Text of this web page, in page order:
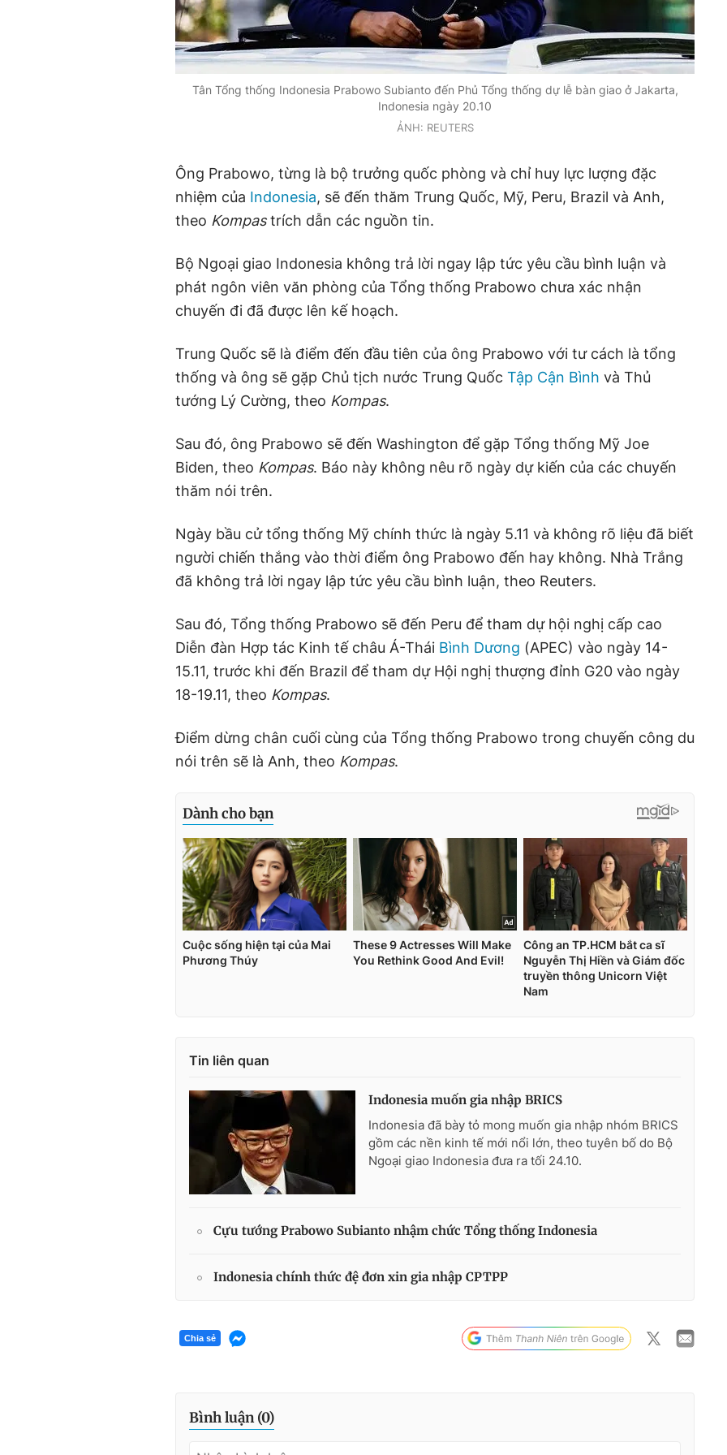
Tân Tổng thống Indonesia Prabowo Subianto đến Phủ Tổng thống dự lễ bàn giao ở Jakarta,
Indonesia ngày 20.10
ẢNH: REUTERS
Ông Prabowo, từng là bộ trưởng quốc phòng và chỉ huy lực lượng đặc
nhiệm của Indonesia, sẽ đến thăm Trung Quốc, Mỹ, Peru, Brazil và Anh,
theo Kompastrích dẫn các nguồn tin.
Bộ Ngoại giao Indonesia không trả lời ngay lập tức yêu cầu bình luận và
phát ngôn viên văn phòng của Tổng thống Prabowo chưa xác nhận
chuyến đi đã được lên kế hoạch.
Trung Quốc sẽ là điểm đến đầu tiên của ông Prabowo với tư cách là tổng
thống và ông sẽ gặp Chủ tịch nước Trung Quốc Tập Cận Bình và Thủ
tướng Lý Cường, theo Kompas.
Sau đó, ông Prabowo sẽ đến Washington để gặp Tổng thống Mỹ Joe
Biden, theo Kompas. Báo này không nêu rõ ngày dự kiến của các chuyến
thăm nói trên.
Ngày bầu cử tổng thống Mỹ chính thức là ngày 5.11 và không rõ liệu đã biết
người chiến thắng vào thời điểm ông Prabowo đến hay không. Nhà Trắng
đã không trả lời ngay lập tức yêu cầu bình luận, theo Reuters.
Sau đó, Tổng thống Prabowo sẽ đến Peru để tham dự hội nghị cấp cao
Diễn đàn Hợp tác Kinh tế châu Á-Thái Bình Dương (APEC) vào ngày 14-
15.11, trước khi đến Brazil để tham dự Hội nghị thượng đỉnh G20 vào ngày
18-19.11, theo Kompas.
Điểm dừng chân cuối cùng của Tổng thống Prabowo trong chuyến công du
nói trên sẽ là Anh, theo Kompas.
Tin liên quan
Indonesia muốn gia nhập BRICS
Indonesia đã bày tỏ mong muốn gia nhập nhóm BRICS
gồm các nền kinh tế mới nổi lớn, theo tuyên bố do Bộ
Ngoại giao Indonesia đưa ra tối 24.10.
Cựu tướng Prabowo Subianto nhậm chức Tổng thống Indonesia
Indonesia chính thức đệ đơn xin gia nhập CPTPP
Chia sẻ
Bình luận (0)